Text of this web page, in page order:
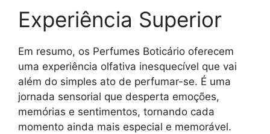
Experiência Superior
Em resumo, os Perfumes Boticário oferecem
uma experiência olfativa inesquecível que vai
além do simples ato de perfumar-se. É uma
jornada sensorial que desperta emoções,
memórias e sentimentos, tornando cada
momento ainda mais especial e memorável.